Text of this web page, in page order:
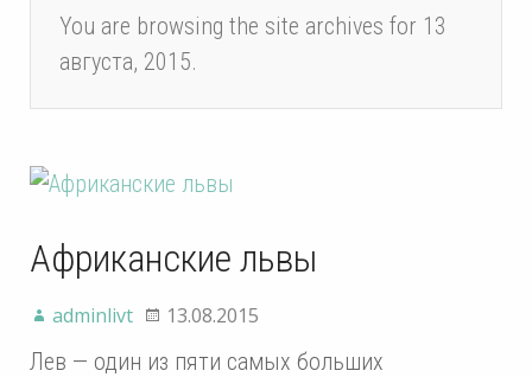
You are browsing the site archives for 13
августа, 2015.
Африканские львы
adminlivt 13.08.2015
Лев — один из пяти самых больших